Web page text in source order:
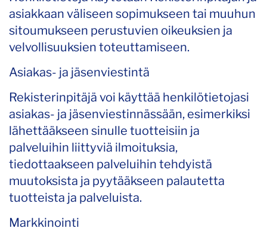
asiakkaan väliseen sopimukseen tai muuhun
sitoumukseen perustuvien oikeuksien ja
velvollisuuksien toteuttamiseen.
Asiakas- ja jäsenviestintä
Rekisterinpitäjä voi käyttää henkilötietojasi
asiakas- ja jäsenviestinnässään, esimerkiksi
lähettääkseen sinulle tuotteisiin ja
palveluihin liittyviä ilmoituksia,
tiedottaakseen palveluihin tehdyistä
muutoksista ja pyytääkseen palautetta
tuotteista ja palveluista.
Markkinointi